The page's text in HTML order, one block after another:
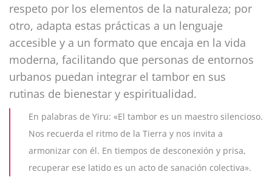
respeto por los elementos de la naturaleza; por
otro, adapta estas prácticas a un lenguaje
accesible y a un formato que encaja en la vida
moderna, facilitando que personas de entornos
urbanos puedan integrar el tambor en sus
rutinas de bienestar y espiritualidad.
En palabras de Yiru: «El tambor es un maestro silencioso.
Nos recuerda el ritmo de la Tierra y nos invita a
armonizar con él. En tiempos de desconexión y prisa,
recuperar ese latido es un acto de sanación colectiva».